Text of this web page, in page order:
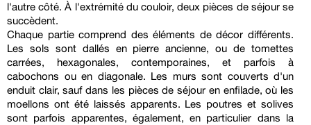
l'autre côté. À l'extrémité du couloir, deux pièces de séjour se
succèdent.
Chaque partie comprend des éléments de décor différents.
Les sols sont dallés en pierre ancienne, ou de tomettes
carrées, hexagonales, contemporaines, et parfois à
cabochons ou en diagonale. Les murs sont couverts d'un
enduit clair, sauf dans les pièces de séjour en enfilade, où les
moellons ont été laissés apparents. Les poutres et solives
sont parfois apparentes, également, en particulier dans la